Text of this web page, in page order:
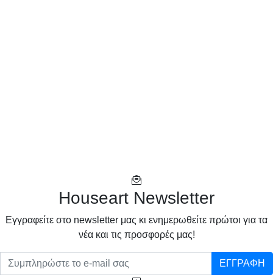
Houseart Newsletter
Eγγραφείτε στο newsletter μας κι ενημερωθείτε πρώτοι για τα
νέα και τις προσφορές μας!
ΕΓΓΡΑΦΗ